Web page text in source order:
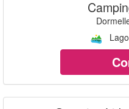
Lago